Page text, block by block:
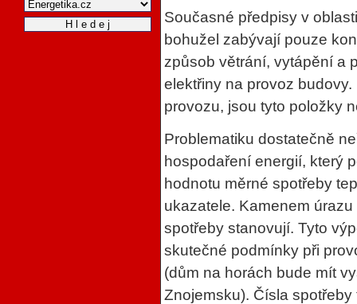
Současné předpisy v
bohužel zabývají pouze
způsob větrání, vytápění a
elektřiny na provoz
provozu, jsou tyto položky
Problematiku dostatečně
hospodaření energií, který
hodnotu měrné spotřeby
ukazatele. Kamenem
spotřeby stanovují. Tyto
skutečné podmínky při
(dům na horách bude mít
Znojemsku). Čísla